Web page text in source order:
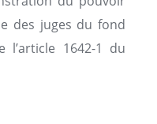
des juges du fond
l’article 1642-1 du